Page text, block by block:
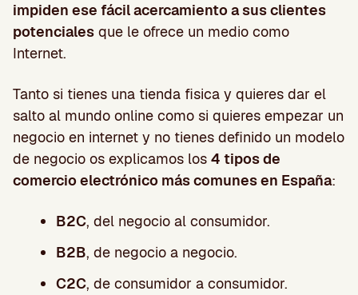
impiden ese fácil acercamiento a sus clientes
potenciales que le ofrece un medio como
Internet.
Tanto si tienes una tienda fisica y quieres dar el
salto al mundo online como si quieres empezar un
negocio en internet y no tienes definido un modelo
de negocio os explicamos los 4 tipos de
comercio electrónico más comunes en España:
B2C, del negocio al consumidor.
B2B, de negocio a negocio.
C2C, de consumidor a consumidor.